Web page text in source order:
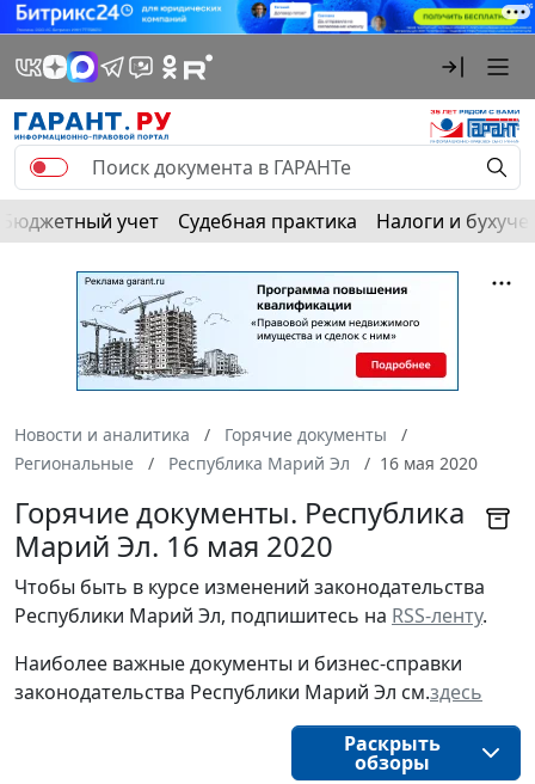
Бюджетный учет Судебная практика Налоги и
Новости и аналитика
Горячие документы
Региональные
Республика Марий Эл 16 мая 2020
Горячие документы. Республика
Марий Эл. 16 мая 2020
Чтобы быть в курсе изменений законодательства
Республики Марий Эл, подпишитесь на RSS-ленту.
Наиболее важные документы и бизнес-справки
законодательства Республики Марий Эл см.здесь
Раскрыть
обзоры